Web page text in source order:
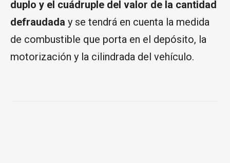
duplo y el cuádruple del valor de la cantidad
defraudada y se tendrá en cuenta la medida
de combustible que porta en el depósito, la
motorización y la cilindrada del vehículo.